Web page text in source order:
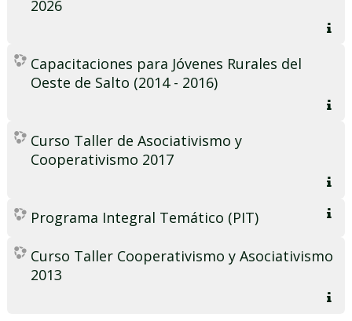
2026
Capacitaciones para Jóvenes Rurales del
Oeste de Salto (2014 - 2016)
Curso Taller de Asociativismo y
Cooperativismo 2017
Programa Integral Temático (PIT)
Curso Taller Cooperativismo y Asociativismo
2013